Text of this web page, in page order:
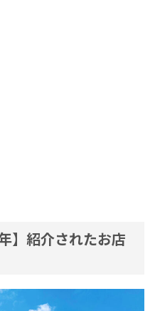
】紹介されたお店